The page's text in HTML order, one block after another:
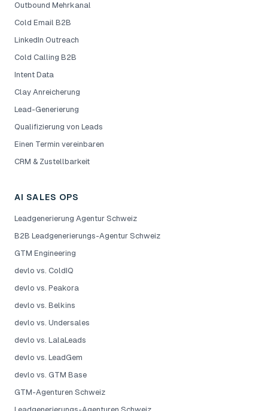
Outbound Mehrkanal
Cold Email B2B
LinkedIn Outreach
Cold Calling B2B
Intent Data
Clay Anreicherung
Lead-Generierung
Qualifizierung von Leads
Einen Termin vereinbaren
CRM & Zustellbarkeit
AI SALES OPS
Leadgenerierung Agentur Schweiz
B2B Leadgenerierungs-Agentur Schweiz
GTM Engineering
devlo vs. ColdIQ
devlo vs. Peakora
devlo vs. Belkins
devlo vs. Undersales
devlo vs. LalaLeads
devlo vs. LeadGem
devlo vs. GTM Base
GTM-Agenturen Schweiz